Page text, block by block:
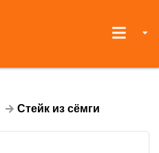
Стейк из сёмги